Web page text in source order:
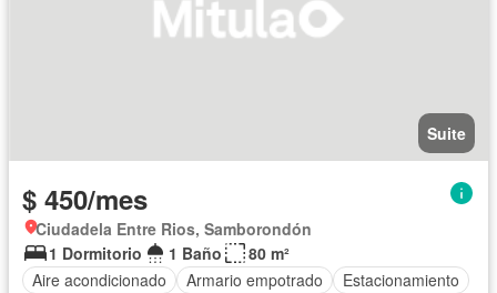
Suite
$ 450/mes
Ciudadela Entre Rios, Samborondón
1 Dormitorio
1 Baño
80 m²
Aire acondicionado
Armario empotrado
Estacionamiento